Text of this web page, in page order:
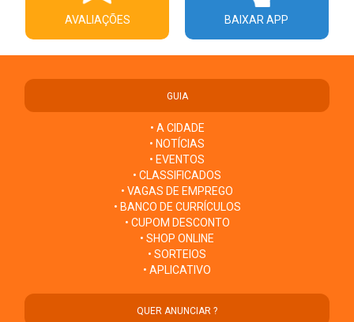
AVALIAÇÕES BAIXAR APP
GUIA
• A CIDADE
• NOTÍCIAS
• EVENTOS
• CLASSIFICADOS
• VAGAS DE EMPREGO
• BANCO DE CURRÍCULOS
• CUPOM DESCONTO
• SHOP ONLINE
• SORTEIOS
• APLICATIVO
QUER ANUNCIAR ?